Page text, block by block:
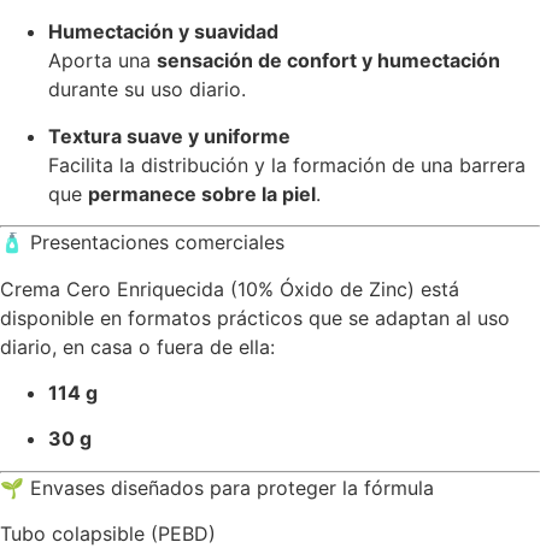
Humectación y suavidad
Aporta una sensación de confort y humectación
durante su uso diario.
Textura suave y uniforme
Facilita la distribución y la formación de una barrera
que permanece sobre la piel.
🧴 Presentaciones comerciales
Crema Cero Enriquecida (10% Óxido de Zinc) está
disponible en formatos prácticos que se adaptan al uso
diario, en casa o fuera de ella:
114 g
30 g
🌱 Envases diseñados para proteger la fórmula
Tubo colapsible (PEBD)